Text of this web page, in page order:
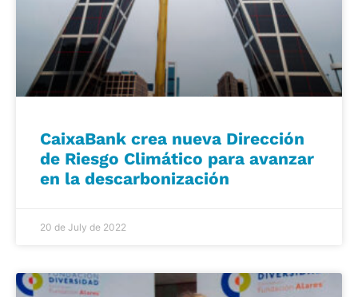
CaixaBank crea nueva Dirección
de Riesgo Climático para avanzar
en la descarbonización
20 de July de 2022